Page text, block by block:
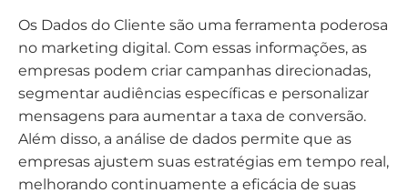
Os Dados do Cliente são uma ferramenta poderosa
no marketing digital. Com essas informações, as
empresas podem criar campanhas direcionadas,
segmentar audiências específicas e personalizar
mensagens para aumentar a taxa de conversão.
Além disso, a análise de dados permite que as
empresas ajustem suas estratégias em tempo real,
melhorando continuamente a eficácia de suas